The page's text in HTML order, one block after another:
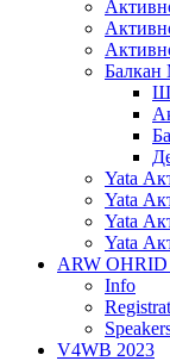
Балкан
Yata
Yata
Yata
Yata
ARW OHRID
Info
V4WB 2023